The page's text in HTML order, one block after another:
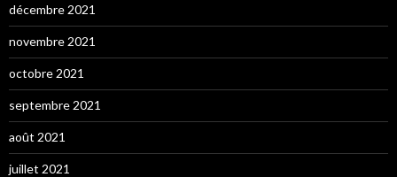
décembre 2021
novembre 2021
octobre 2021
septembre 2021
août 2021
juillet 2021